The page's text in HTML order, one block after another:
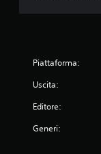
Piattaforma:
Uscita:
Editore:
Generi: